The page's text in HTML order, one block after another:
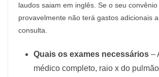
laudos saiam em inglês. Se o seu
provavelmente não terá gastos adicionais
consulta.
Quais os exames necessários –
médico completo, raio x do